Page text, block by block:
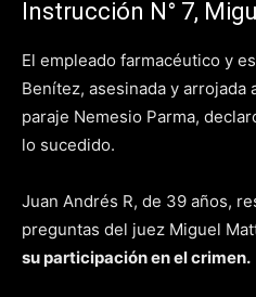
Instrucción N° 7,
El empleado farmacéutico y
Benítez, asesinada y arrojada
paraje Nemesio Parma,
lo sucedido.
Juan Andrés R, de 39 años,
preguntas del juez Miguel
su participación en el crimen.